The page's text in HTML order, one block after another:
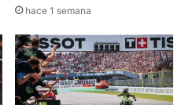
hace 1 semana